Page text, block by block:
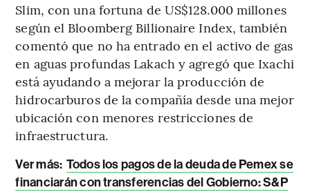
Slim, con una fortuna de US$128.000 millones
según el Bloomberg Billionaire Index, también
comentó que no ha entrado en el activo de gas
en aguas profundas Lakach y agregó que Ixachi
está ayudando a mejorar la producción de
hidrocarburos de la compañía desde una mejor
ubicación con menores restricciones de
infraestructura.
Ver más: Todos los pagos de la deuda de Pemex se
financiarán con transferencias del Gobierno: S&P